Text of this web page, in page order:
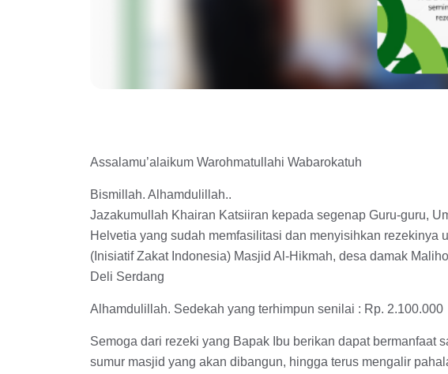
Assalamu’alaikum Warohmatullahi Wabarokatuh
Bismillah. Alhamdulillah..
Jazakumullah Khairan Katsiiran kepada segenap Guru-guru,
Helvetia yang sudah memfasilitasi dan menyisihkan rezekinya
(Inisiatif Zakat Indonesia) Masjid Al-Hikmah, desa damak
Deli Serdang
Alhamdulillah. Sedekah yang terhimpun senilai : Rp. 2.100.000
Semoga dari rezeki yang Bapak Ibu berikan dapat bermanfaat
sumur masjid yang akan dibangun, hingga terus mengalir